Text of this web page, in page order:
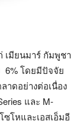
เมียนมาร์ กัมพูชา
6% โดยมีปัจจัย
ดอย่างต่อเนื่อง
และ M-
ซโหและเอสเอ็มอี